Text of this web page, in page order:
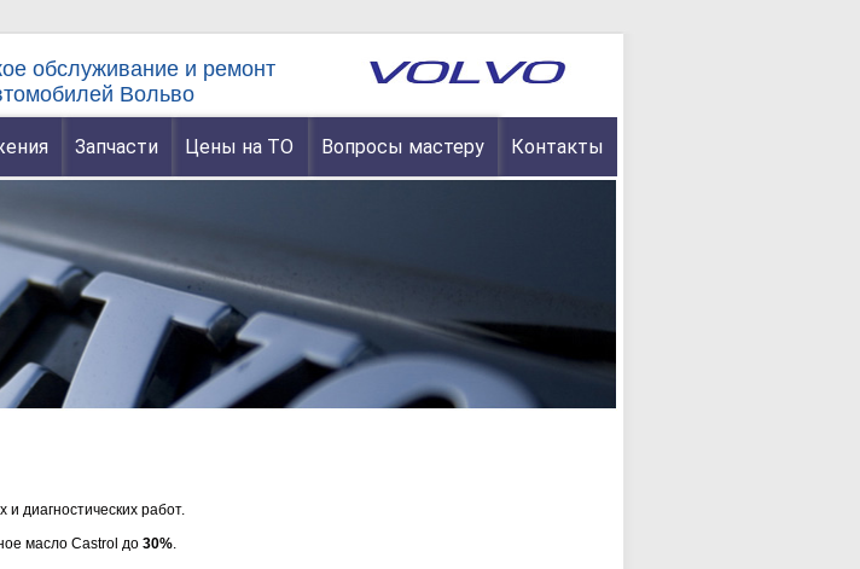
обслуживание и ремонт
Вольво
Запчасти Цены на ТО Вопросы мастеру Контакты
диагностических работ.
масло Castrol до 30%.